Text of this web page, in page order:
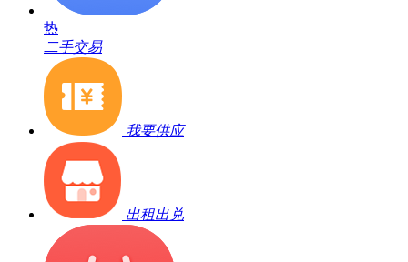
热
二手交易
我要供应
出租出兑